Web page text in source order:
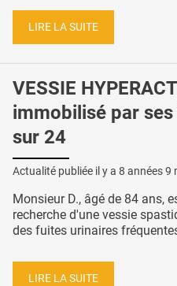
LIRE LA SUITE
VESSIE
immobilisé par
sur 24
Actualité publiée il y a 8 années 9
Monsieur D., âgé de 84 ans,
recherche d'une vessie
des fuites urinaires
LIRE LA SUITE